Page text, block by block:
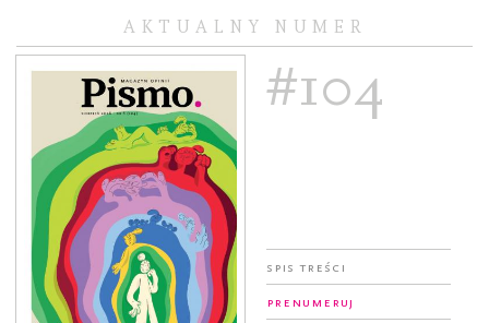
AKTUALNY NUMER
#104
Spis treści
Prenumeruj